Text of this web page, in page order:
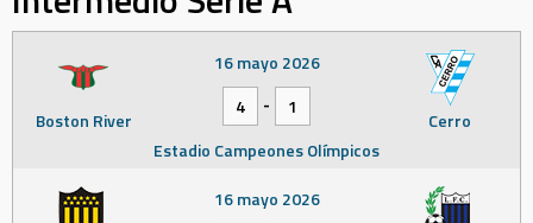
Boston River Cerro
16 mayo 2026
4
-
1
Estadio Campeones Olímpicos
16 mayo 2026